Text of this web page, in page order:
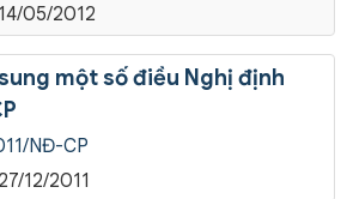
14/05/2012
NĐ-CP
27/12/2011
một số điều Nghị định